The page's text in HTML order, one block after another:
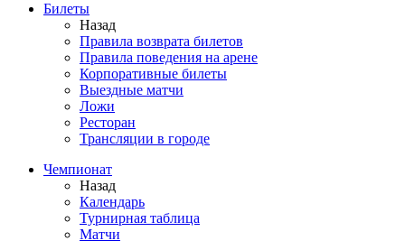
Билеты
Назад
Правила возврата билетов
Правила поведения на арене
Корпоративные билеты
Выездные матчи
Ложи
Ресторан
Трансляции в городе
Чемпионат
Назад
Календарь
Турнирная таблица
Матчи